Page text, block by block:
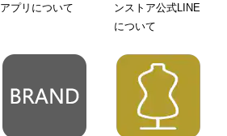
アプリについて
ンストア公式LINE
について